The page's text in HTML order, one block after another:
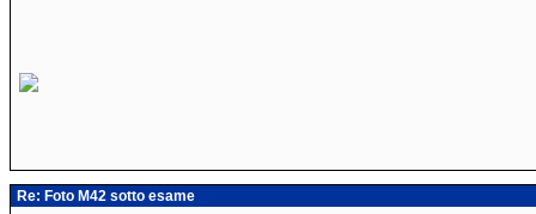
Re: Foto M42 sotto esame